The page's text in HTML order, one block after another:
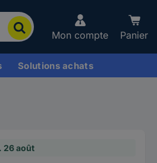
Mon compte Panier
Solutions achats
26 août